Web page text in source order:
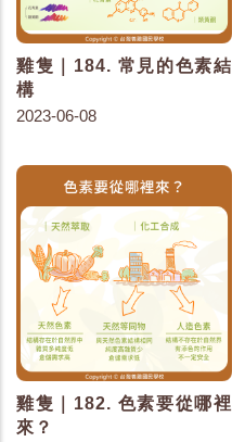
雞隻｜184. 常見的色素結
構
2023-06-08
雞隻｜182. 色素要從哪裡
來？